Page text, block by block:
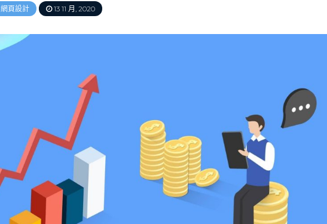
網頁設計 13 11 月, 2020